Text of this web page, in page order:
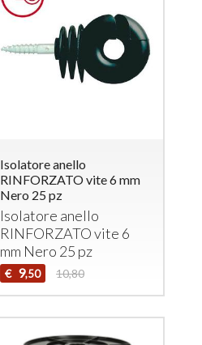
Isolatore anello
RINFORZATO vite 6 mm
Nero 25 pz
Isolatore anello
RINFORZATOvite 6
mm Nero 25 pz
€ 9,50 10,80